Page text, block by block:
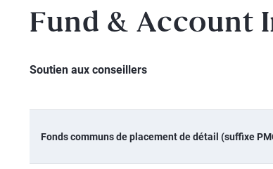
Fund & Account
Soutien aux conseillers
Fonds communs de placement de détail (suffixe